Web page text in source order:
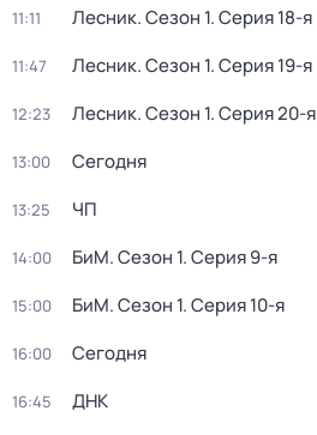
11:11 Лесник. Сезон 1. Серия 18-я
11:47 Лесник. Сезон 1. Серия 19-я
12:23 Лесник. Сезон 1. Серия 20-я
13:00 Сегодня
13:25 ЧП
14:00 БиМ. Сезон 1. Серия 9-я
15:00 БиМ. Сезон 1. Серия 10-я
16:00 Сегодня
16:45 ДНК